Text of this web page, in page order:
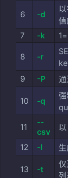
6 -d
7 -k
8 -r
9
-P
10 -q
11
--
csv
12
-l
13 -t
列